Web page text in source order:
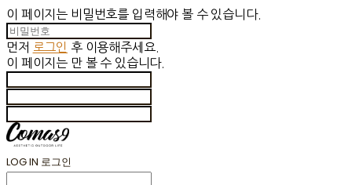
이 페이지는 비밀번호를 입력해야 볼 수 있습니다.
먼저 로그인 후 이용해주세요.
이 페이지는 만 볼 수 있습니다.
LOG IN 로그인